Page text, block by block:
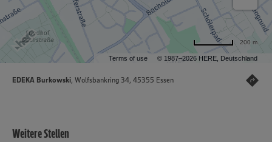
Terms of use © 1987–2026 HERE, Deutschland
200 m
EDEKA Burkowski, Wolfsbankring 34, 45355 Essen
Weitere Stellen